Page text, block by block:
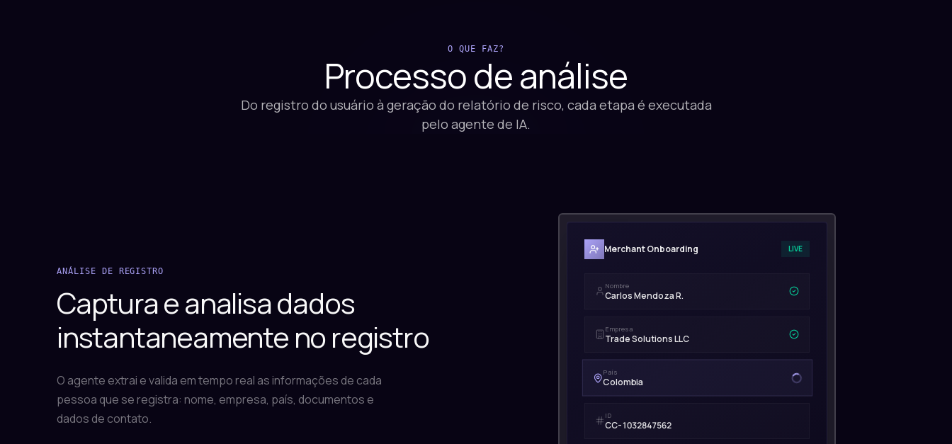
O QUE FAZ?
Processo deanálise
Do registro do usuário à geração do relatório de risco, cada etapa é executada
pelo agente de IA.
ANÁLISE DE REGISTRO
Captura e analisa dados
instantaneamente no registro
O agente extrai e valida em tempo real as informações de cada
pessoa que se registra: nome, empresa, país, documentos e
dados de contato.
Merchant Onboarding LIVE
Nombre
Carlos Mendoza R.
Empresa
Trade Solutions LLC
País
Colombia
ID
CC-1032847562